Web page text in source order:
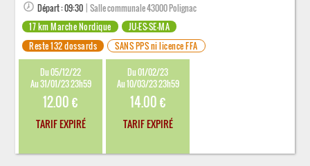
Départ : 09:30 | Salle communale 43000 Polignac
17 km Marche Nordique
JU-ES-SE-MA
Reste 132 dossards
SANS PPS ni licence FFA
Du 05/12/22
Au 31/01/23 23h59
12.00 €
TARIF EXPIRÉ
Du 01/02/23
Au 10/03/23 23h59
14.00 €
TARIF EXPIRÉ